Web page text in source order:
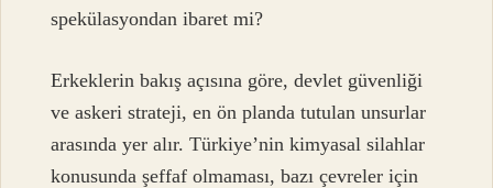
spekülasyondan ibaret mi?
Erkeklerin bakış açısına göre, devlet güvenliği
ve askeri strateji, en ön planda tutulan unsurlar
arasında yer alır. Türkiye’nin kimyasal silahlar
konusunda şeffaf olmaması, bazı çevreler için